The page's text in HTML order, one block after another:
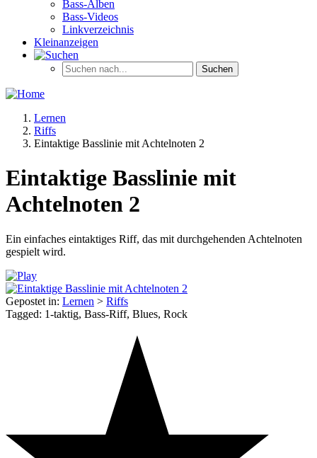
Bass-Alben
Bass-Videos
Linkverzeichnis
Kleinanzeigen
Lernen
Riffs
Eintaktige Basslinie mit Achtelnoten 2
Eintaktige Basslinie mit
Achtelnoten 2
Ein einfaches eintaktiges Riff, das mit durchgehenden Achtelnoten
gespielt wird.
Gepostet in: Lernen > Riffs
Tagged: 1-taktig, Bass-Riff, Blues, Rock